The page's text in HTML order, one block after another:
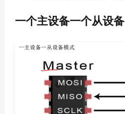
一个主设备一个从设备